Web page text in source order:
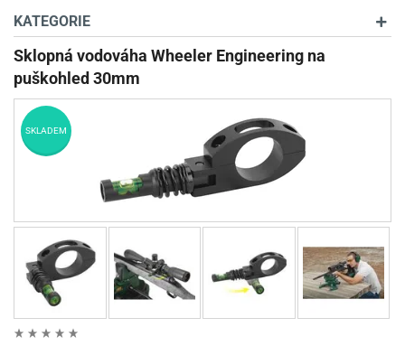
OPTIKA
STŘELIVO
PŘÍSLUŠENSTVÍ
DETEKTORY KOVŮ
KATEGORIE
Sklopná vodováha Wheeler Engineering na
puškohled 30mm
SKLADEM